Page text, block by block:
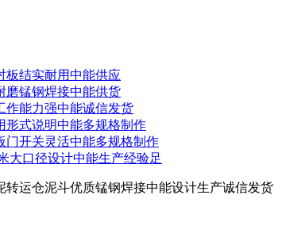
板结实耐用中能供应
磨锰钢焊接中能供货
作能力强中能诚信发货
形式说明中能多规格制作
门开关灵活中能多规格制作
大口径设计中能生产经验足
转运仓泥斗优质锰钢焊接中能设计生产诚信发货